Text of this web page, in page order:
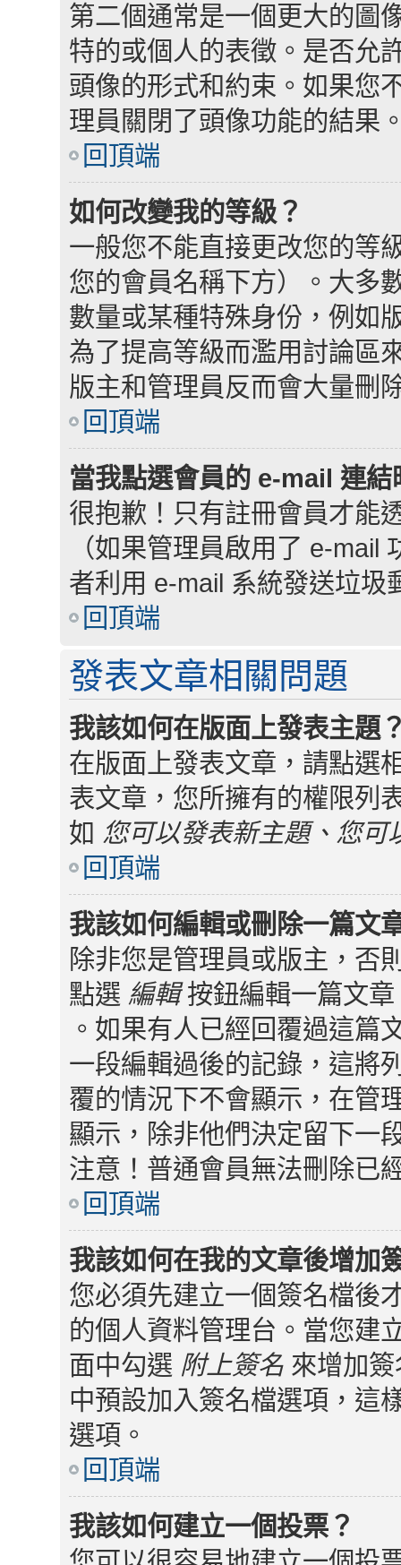
第二個通常是一個更大的圖
特的或個人的表徵。是否允
頭像的形式和約束。如果您
理員關閉了頭像功能的結果
回頂端
如何改變我的等級？
一般您不能直接更改您的等
您的會員名稱下方）。大多
數量或某種特殊身份，例如
為了提高等級而濫用討論區
版主和管理員反而會大量刪
回頂端
當我點選會員的 e-mail 連
很抱歉！只有註冊會員才能
（如果管理員啟用了 e-
者利用 e-mail 系統發送垃圾
回頂端
發表文章相關問題
我該如何在版面上發表主題
在版面上發表文章，請點選
表文章，您所擁有的權限列
如 您可以發表新主題、您
回頂端
我該如何編輯或刪除一篇文
除非您是管理員或版主，否
點選 編輯按鈕編輯一篇文章
。如果有人已經回覆過這篇
一段編輯過後的記錄，這將
覆的情況下不會顯示，在管
顯示，除非他們決定留下一
注意！普通會員無法刪除已
回頂端
我該如何在我的文章後增加
您必須先建立一個簽名檔後
的個人資料管理台。當您建
面中勾選 附上簽名 來增加
中預設加入簽名檔選項，這
選項。
回頂端
我該如何建立一個投票？